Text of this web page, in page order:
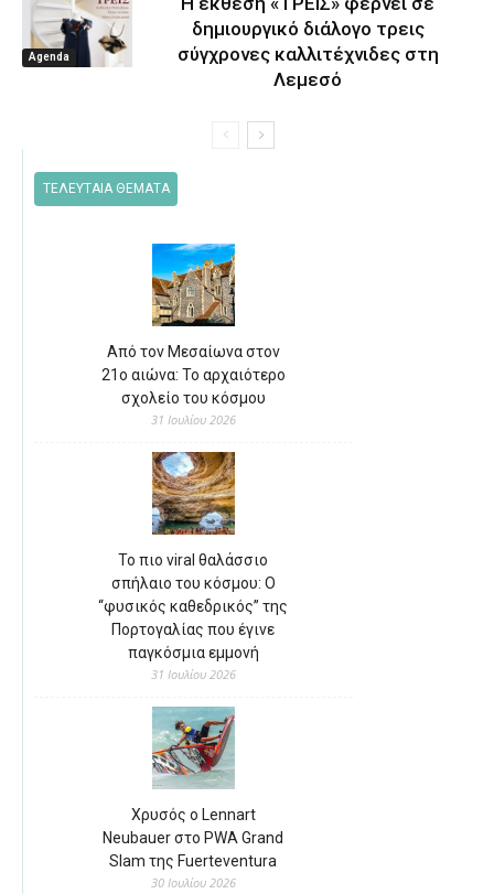
Agenda
δημιουργικό διάλογο τρεις
σύγχρονες καλλιτέχνιδες στη
Λεμεσό
ΤΕΛΕΥΤΑΙΑ ΘΕΜΑΤΑ
Από τον Μεσαίωνα στον
21ο αιώνα: Το αρχαιότερο
σχολείο του κόσμου
31 Ιουλίου 2026
Το πιο viral θαλάσσιο
σπήλαιο του κόσμου: Ο
“φυσικός καθεδρικός” της
Πορτογαλίας που έγινε
παγκόσμια εμμονή
31 Ιουλίου 2026
Χρυσός ο Lennart
Neubauer στο PWA Grand
Slam της Fuerteventura
30 Ιουλίου 2026